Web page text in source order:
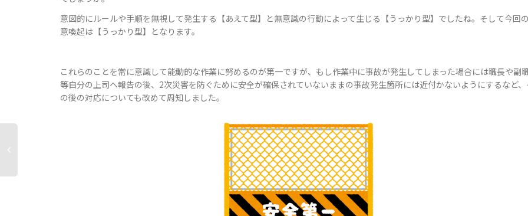
意図的にルールや手順を無視して発生する【あえて型】と無意識の行動によって生じる【うっかり型】でしたね。そして今回
意喚起は【うっかり型】となります。
これらのことを常に意識して能動的な作業に努めるのが第一ですが、もし作業中に事故が発生してしまった場合には職長や副
等自分の上司へ報告の後、2次災害を防ぐために安全が確保されていないままの事故発生箇所には近付かないようにするなど
の後の対応についても改めて周知しました。